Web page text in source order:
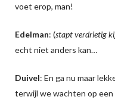
voet erop, man!
Edelman: (stapt verdrietig
echt niet anders kan…
Duivel: En ga nu maar
terwijl we wachten op